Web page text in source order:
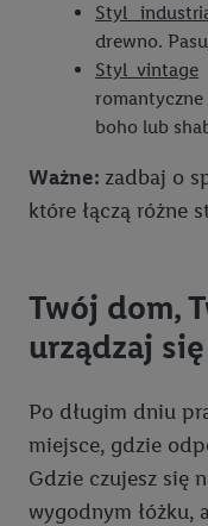
Styl
drewno.
Styl vintage
boho lub
Ważne: zadbaj o
które łączą różne
Twój dom,
urządzaj
Po długim dniu
miejsce, gdzie
Gdzie czujesz się
wygodnym łóżku,
grup docelowych na
z różnych źródeł,
skuteczności reklam,
wyboru reklam,
spersonalizowanych
informacji na
Użycie dokładnych
kombinacji danych z
efektywności
ograniczonych
ulepszanie usług.
Lista partnerów